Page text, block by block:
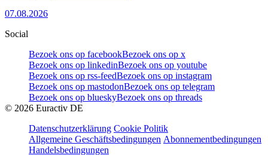
07.08.2026
Social
Bezoek ons op facebookBezoek ons op x
Bezoek ons op linkedinBezoek ons op youtube
Bezoek ons op rss-feedBezoek ons op instagram
Bezoek ons op mastodonBezoek ons op telegram
Bezoek ons op blueskyBezoek ons op threads
© 2026 Euractiv DE
Datenschutzerklärung Cookie Politik
Allgemeine Geschäftsbedingungen Abonnementbedingungen
Handelsbedingungen